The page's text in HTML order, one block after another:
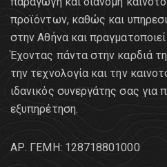
προϊόντων, καθώς και
στην Αθήνα και
Έχοντας πάντα στην καρδιά
την τεχνολογία και την
ιδανικός συνεργάτης σας για
εξυπηρέτηση.
AΡ. ΓΕΜΗ: 128718801000